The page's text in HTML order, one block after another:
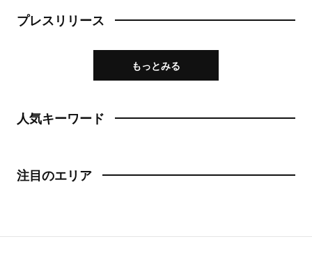
プレスリリース
もっとみる
人気キーワード
注目のエリア